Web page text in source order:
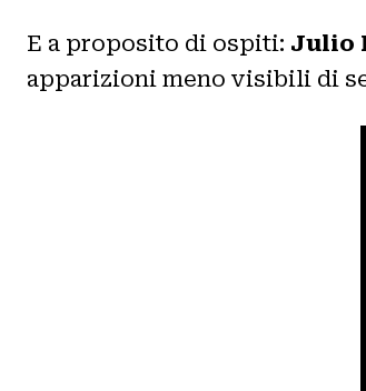
E a proposito di ospiti: Julio
apparizioni meno visibili di